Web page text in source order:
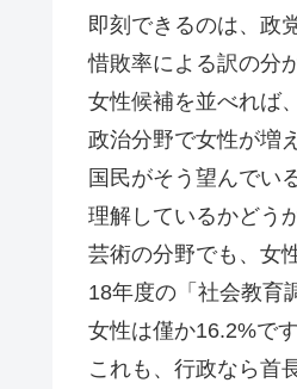
即刻できるのは、政
惜敗率による訳の分
女性候補を並べれば
政治分野で女性が増
国民がそう望んでい
理解しているかどう
芸術の分野でも、女
18年度の「社会教育
女性は僅か16.2%で
これも、行政なら首